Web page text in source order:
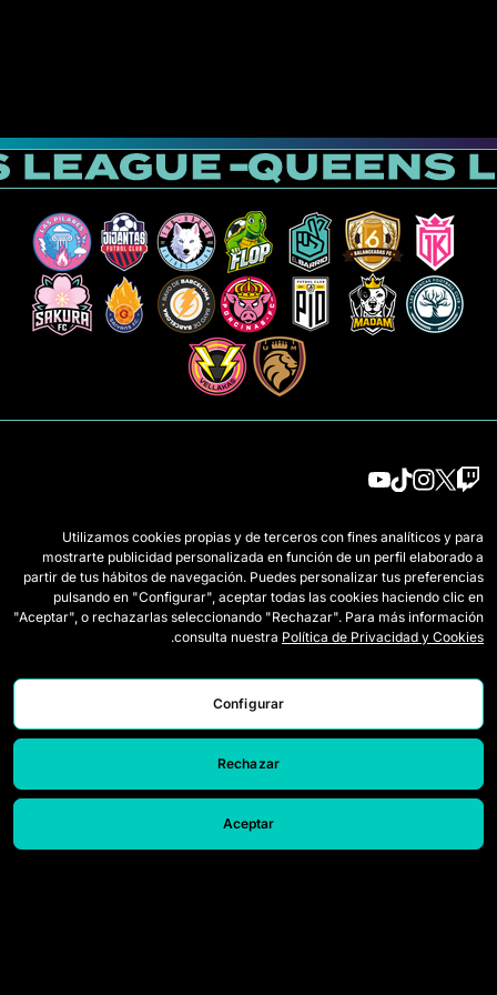
الفرق
لاعبات الدرافت
وايلد كاردز
الإحصائيات
اللائحة
كيف تُلعب Queens
التذاكر
اتصل بنا
اعمل معنا
Utilizamos cookies propias y de terceros con fines analíticos y para
mostrarte publicidad personalizada en función de un perfil elaborado a
partir de tus hábitos de navegación. Puedes personalizar tus preferencias
pulsando en "Configurar", aceptar todas las cookies haciendo clic en
"Aceptar", o rechazarlas seleccionando "Rechazar". Para más información
consulta nuestra Política de Privacidad y Cookies
.
Configurar
Rechazar
Aceptar